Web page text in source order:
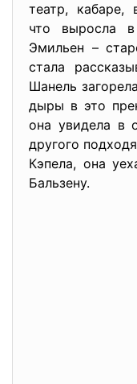
театр, кабаре,
что выросла
Эмильен –
стала
Шанель
дыры в это
она увидела в
другого
Кэпела, она
Бальзену.